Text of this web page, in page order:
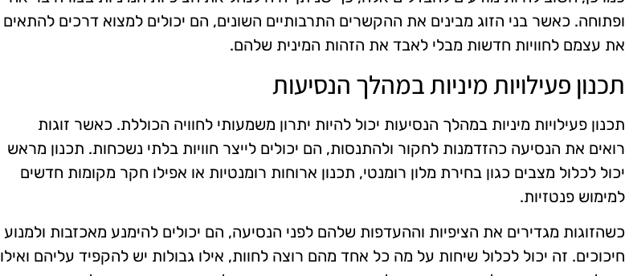
ופתוחה. כאשר בני הזוג מבינים את ההקשרים התרבותיים השונים, הם יכולים למצוא דרכים להתאים
את עצמם לחוויות חדשות מבלי לאבד את הזהות המינית שלהם.
תכנון פעילויות מיניות במהלך הנסיעות
תכנון פעילויות מיניות במהלך הנסיעות יכול להיות יתרון משמעותי לחוויה הכוללת. כאשר זוגות
רואים את הנסיעה כהזדמנות לחקור ולהתנסות, הם יכולים לייצר חוויות בלתי נשכחות. תכנון מראש
יכול לכלול מצבים כגון בחירת מלון רומנטי, תכנון ארוחות רומנטיות או אפילו חקר מקומות חדשים
למימוש פנטזיות.
כשהזוגות מגדירים את הציפיות וההעדפות שלהם לפני הנסיעה, הם יכולים להימנע מאכזבות ולמנוע
חיכוכים. זה יכול לכלול שיחות על מה כל אחד מהם רוצה לחוות, אילו גבולות יש להקפיד עליהם ואילו